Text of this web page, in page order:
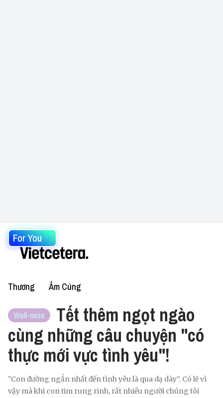
For You
Thương Ấm Cúng
Well-ness
Tết thêm ngọt ngào
cùng những câu chuyện "có
thực mới vực tình yêu"!
"Con đường ngắn nhất đến tình yêu là qua dạ dày”. Có lẽ vì
vậy mà khi con tim rung rinh, rất nhiều người chúng tôi